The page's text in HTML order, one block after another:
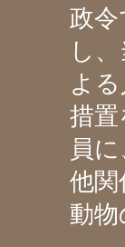
政
し
よ
措
員
他
動